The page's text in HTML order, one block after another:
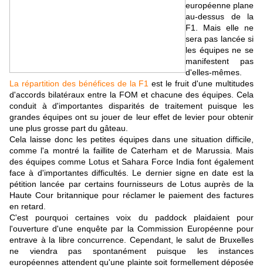
européenne plane
au-dessus de la
F1. Mais elle ne
sera pas lancée si
les équipes ne se
manifestent pas
d'elles-mêmes.
La répartition des bénéfices de la F1 est le fruit d'une multitudes
d'accords bilatéraux entre la FOM et chacune des équipes. Cela
conduit à d'importantes disparités de traitement puisque les
grandes équipes ont su jouer de leur effet de levier pour obtenir
une plus grosse part du gâteau.
Cela laisse donc les petites équipes dans une situation difficile,
comme l'a montré la faillite de Caterham et de Marussia. Mais
des équipes comme Lotus et Sahara Force India font également
face à d'importantes difficultés. Le dernier signe en date est la
pétition lancée par certains fournisseurs de Lotus auprès de la
Haute Cour britannique pour réclamer le paiement des factures
en retard.
C'est pourquoi certaines voix du paddock plaidaient pour
l'ouverture d'une enquête par la Commission Européenne pour
entrave à la libre concurrence. Cependant, le salut de Bruxelles
ne viendra pas spontanément puisque les instances
européennes attendent qu'une plainte soit formellement déposée